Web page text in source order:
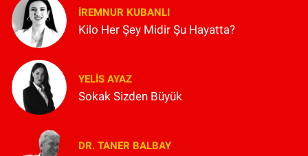
İREMNUR KUBANLI
Kilo Her Şey Midir Şu Hayatta?
YELIS AYAZ
Sokak Sizden Büyük
DR. TANER BALBAY